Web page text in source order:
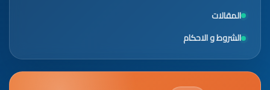
المقالات
الشروط و الاحكام